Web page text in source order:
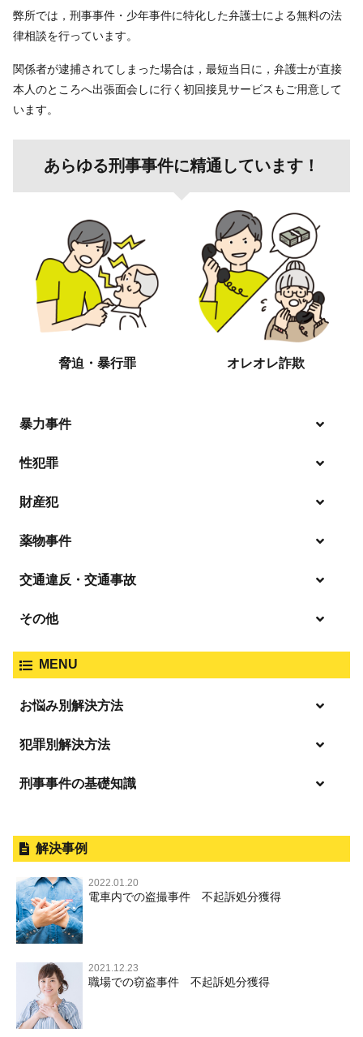
弊所では，刑事事件・少年事件に特化した弁護士による無料の法
律相談を行っています。
関係者が逮捕されてしまった場合は，最短当日に，弁護士が直接
本人のところへ出張面会しに行く初回接見サービスもご用意して
います。
あらゆる刑事事件に精通しています！
脅迫・暴行罪 オレオレ詐欺
暴力事件
逮捕・監禁
業務妨害
性犯罪
盗撮・のぞき
強姦・準強姦
淫行・援助交際
公然わいせつ，わいせつ物頒布，淫
行勧誘罪
児童ポルノ・リベンジポルノ
財産犯
詐欺
恐喝
薬物事件
危険ドラッグ
交通違反・交通事故
ひき逃げ・当て逃げ
危険運転行為等
自転車事故
その他
商標法違反
ストーカー事件
MENU
お悩み別解決方法
「逮捕」について適切に知ることで不安や悩みを解消する
逮捕後、早急な釈放・保釈を望むときにすべきこと
無実・無罪の証明をしたい
被害者との示談を円満に進めるためには
刑事事件で被疑者を不起訴処分にするには
事件を秘密にするためにとるべき行動とは
犯罪別解決方法
事件別－暴力事件
暴行・傷害
殺人
過失致死・過失傷害
脅迫・強要
逮捕・監禁
略取・誘拐・人身売買
器物損壊
性犯罪 TOP
痴漢
盗撮，のぞき
不同意わいせつ（旧：強制わいせつ，準強制わいせつ），
監護者わいせつ
不同意性交等・監護者性交等
淫行・援助交際
事件別－財産犯
財産犯 TOP
窃盗罪
詐欺罪
恐喝罪
事件別－薬物事件
薬物事件 TOP
覚せい剤
大麻
麻薬及び向精神薬
事件別－交通違反・交通事故
交通違反・交通事故 TOP
人身事故・死亡事故
ひき逃げ・当て逃げ
その他
その他 TOP
刑事事件の基礎知識
外国人事件の手続きと特色
刑事裁判の概要・手続
公務員の逮捕・刑事事件
控訴・上告
国選弁護士と私選弁護士の違い
裁判員裁判
司法取引・刑事免責
解決事例
2022.01.20
電車内での盗撮事件 不起訴処分獲得
2021.12.23
職場での窃盗事件 不起訴処分獲得